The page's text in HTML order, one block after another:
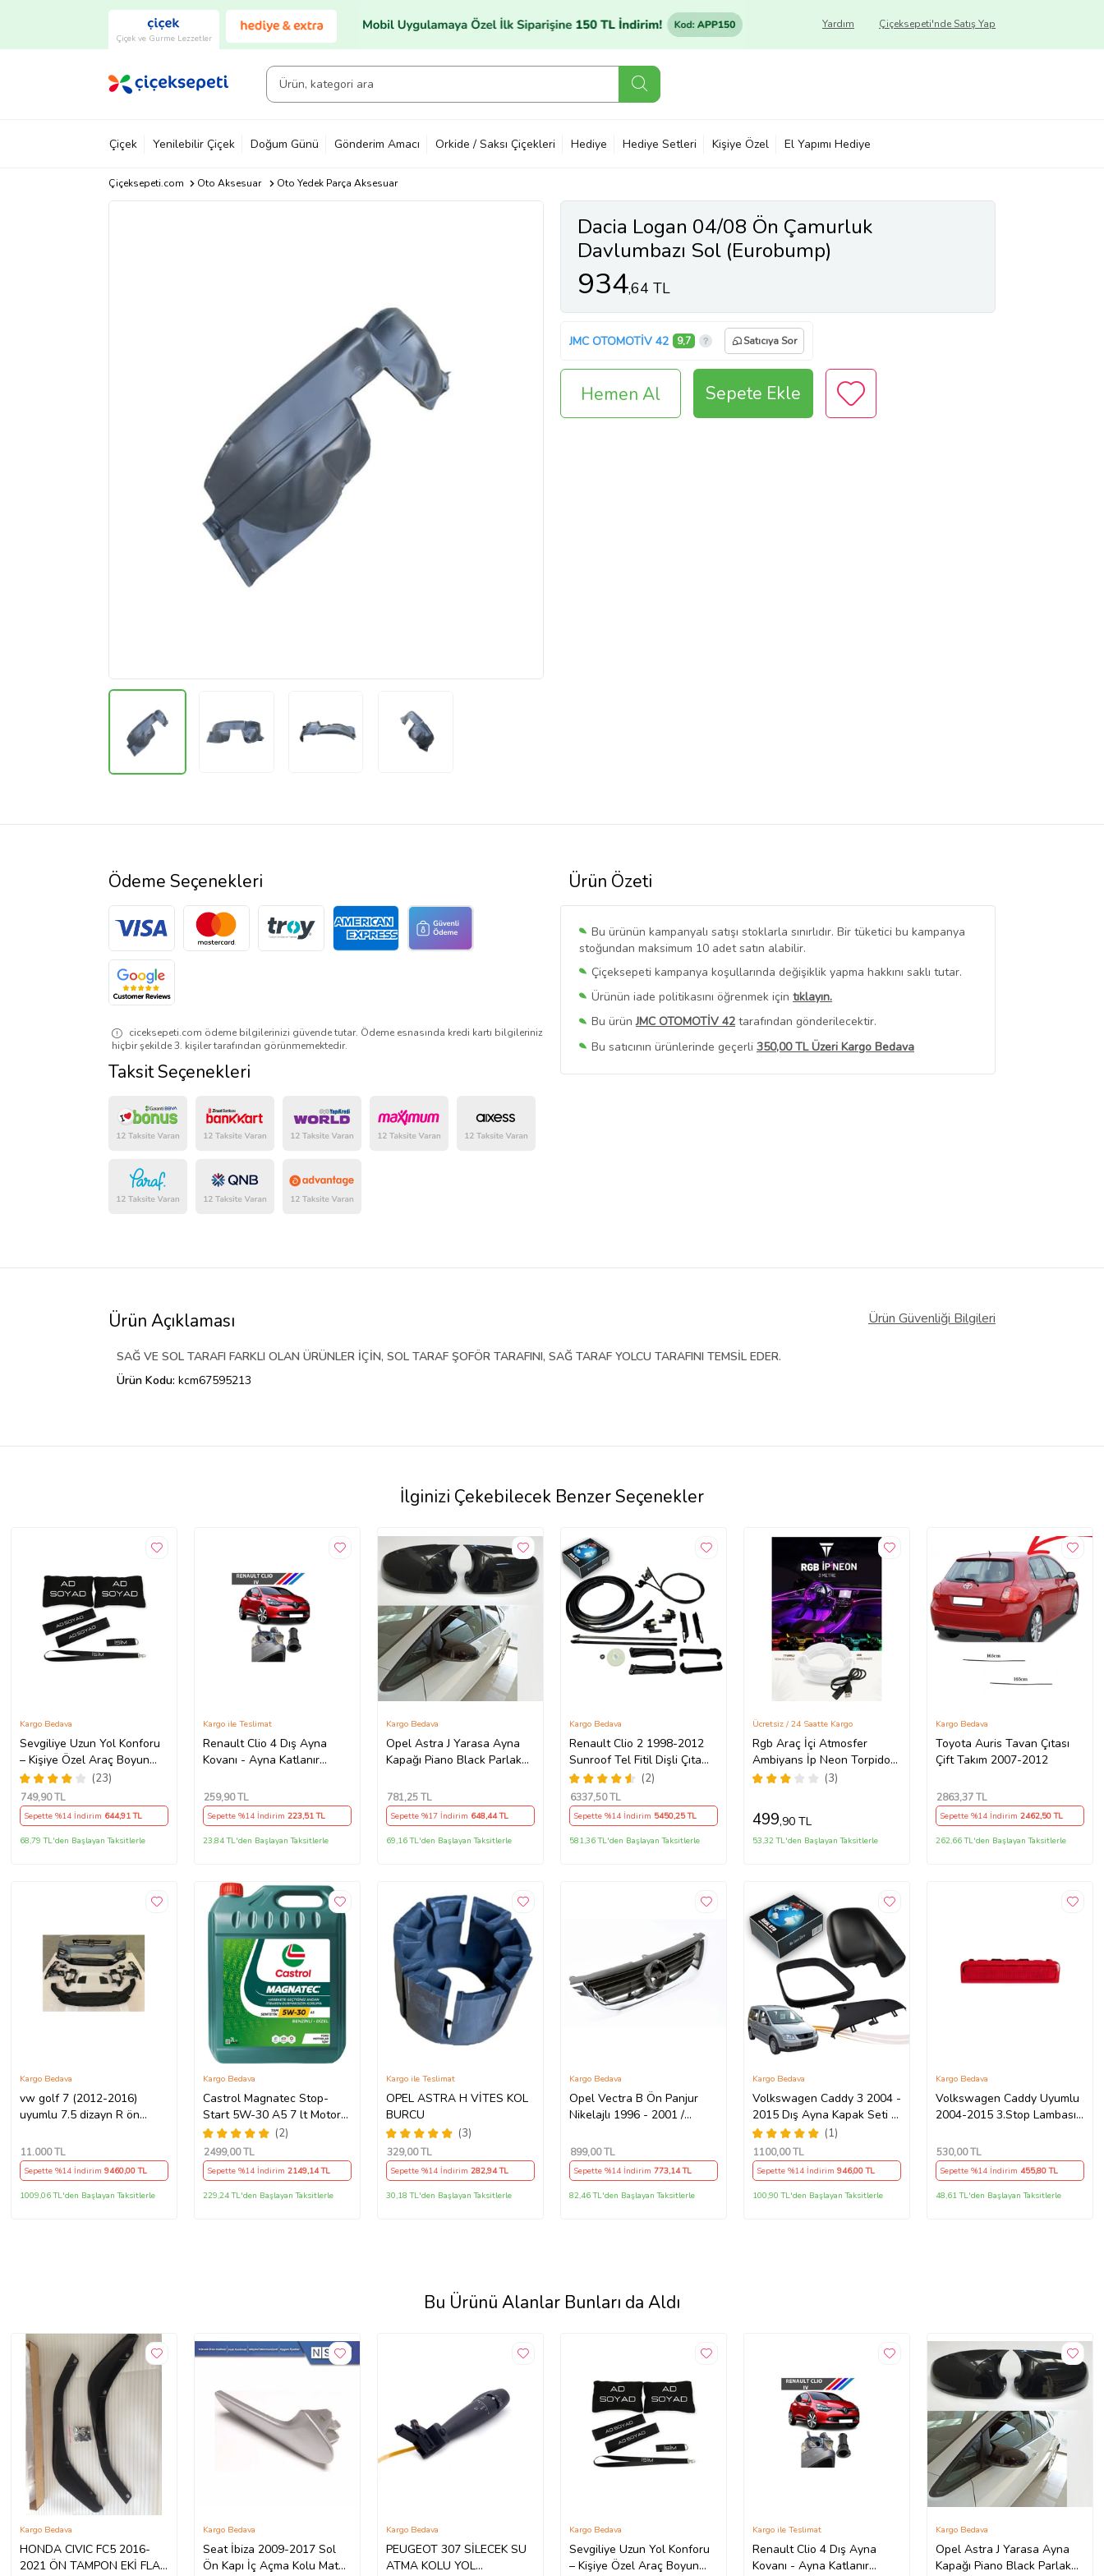
Çiçek ve Gurme Lezzetler
Çiçeksepeti'nde Satış Yap
Yardım
Çiçek Yenilebilir Çiçek Doğum Günü Gönderim Amacı Orkide / Saksı Çiçekleri Hediye Hediye Setleri Kişiye Özel El Yapımı Hediye
Çiçeksepeti.com Oto Aksesuar Oto Yedek Parça Aksesuar
Dacia Logan 04/08 Ön Çamurluk
Davlumbazı Sol (Eurobump)
934,64 TL
JMC OTOMOTİV 42 9,7 Satıcıya Sor
Hemen Al Sepete Ekle
Ürün Özeti
Bu ürünün kampanyalı satışı stoklarla sınırlıdır. Bir tüketici bu kampanya
stoğundan maksimum 10 adet satın alabilir.
Çiçeksepeti kampanya koşullarında değişiklik yapma hakkını saklı tutar.
Ürünün iade politikasını öğrenmek için tıklayın.
Bu ürünJMC OTOMOTİV 42 tarafından gönderilecektir.
Bu satıcının ürünlerinde geçerli 350,00 TL Üzeri Kargo Bedava
Bu SatıcınınTüm Ürünlerini Görüntüle
Ödeme Seçenekleri
ciceksepeti.com ödeme bilgilerinizi güvende tutar. Ödeme esnasında kredi kartı bilgileriniz
hiçbir şekilde 3. kişiler tarafından görünmemektedir.
Taksit Seçenekleri
Ürün Açıklaması Ürün Güvenliği Bilgileri
SAĞ VE SOL TARAFI FARKLI OLAN ÜRÜNLER İÇİN, SOL TARAF ŞOFÖR TARAFINI, SAĞ TARAF YOLCU TARAFINI TEMSİL EDER.
Ürün Kodu: kcm67595213
İlginizi Çekebilecek Benzer Seçenekler
Sevgiliye Uzun Yol Konforu
– Kişiye Özel Araç Boyun
Yastığı & Kemer Pedi Hediye
Seti
(23)
Kargo Bedava
749,90 TL
Sepette %14 İndirim 644,91 TL
68,79 TL'den Başlayan Taksitlerle
Renault Clio 4 Dış Ayna
Kovanı - Ayna Katlanır
490307706 M3625
Kargo ile Teslimat
259,90 TL
Sepette %14 İndirim 223,51 TL
23,84 TL'den Başlayan Taksitlerle
Opel Astra J Yarasa Ayna
Kapağı Piano Black Parlak
Kargo Bedava
781,25 TL
Sepette %17 İndirim 648,44 TL
69,16 TL'den Başlayan Taksitlerle
Renault Clio 2 1998-2012
Sunroof Tel Fitil Dişli Çıta
Ayak Seti
(2)
Kargo Bedava
6337,50 TL
Sepette %14 İndirim 5450,25 TL
581,36 TL'den Başlayan Taksitlerle
Rgb Araç İçi Atmosfer
Ambiyans İp Neon Torpido
Led 3 Metre USB Girişli
(3)
Ücretsiz / 24 Saatte Kargo
499,90 TL
53,32 TL'den Başlayan Taksitlerle
Toyota Auris Tavan Çıtası
Çift Takım 2007-2012
Kargo Bedava
2863,37 TL
Sepette %14 İndirim2462,50 TL
262,66 TL'den Başlayan Taksitlerle
vw golf 7 (2012-2016)
uyumlu 7.5 dizayn R ön
Kargo Bedava
11.000TL
Sepette %14 İndirim 9460,00 TL
1009,06 TL'den Başlayan Taksitlerle
Castrol Magnatec Stop-
Start 5W-30 A5 7 lt Motor
Yağı Ü.T 2024 (2)
Kargo Bedava
2499,00 TL
Sepette %14 İndirim 2149,14 TL
229,24 TL'den Başlayan Taksitlerle
OPEL ASTRA H VİTES KOL
BURCU
(3)
Kargo ile Teslimat
329,00 TL
Sepette %14 İndirim 282,94 TL
30,18 TL'den Başlayan Taksitlerle
Opel Vectra B Ön Panjur
Nikelajlı 1996 - 2001 /
Kargo Bedava
899,00 TL
Sepette %14 İndirim 773,14 TL
82,46 TL'den Başlayan Taksitlerle
Volkswagen Caddy 3 2004 -
2015 Dış Ayna Kapak Seti -
Sol 7E18575289 B9
(1)
Kargo Bedava
1100,00 TL
Sepette %14 İndirim946,00 TL
100,90 TL'den Başlayan Taksitlerle
Volkswagen Caddy Uyumlu
2004-2015 3.Stop Lambası
Kargo Bedava
530,00 TL
Sepette %14 İndirim 455,80 TL
48,61 TL'den Başlayan Taksitlerle
Bu Ürünü Alanlar Bunları da Aldı
HONDA CIVIC FC5 2016-
2021 ÖN TAMPON EKİ FLAP
Kargo Bedava
Seat İbiza 2009-2017 Sol
Ön Kapı İç Açma Kolu Mat
Kargo Bedava
PEUGEOT 307 SİLECEK SU
ATMA KOLU YOL
Kargo Bedava
Sevgiliye Uzun Yol Konforu
– Kişiye Özel Araç Boyun
Kargo Bedava
Renault Clio 4 Dış Ayna
Kovanı - Ayna Katlanır
Kargo ile Teslimat
Opel Astra J Yarasa Ayna
Kapağı Piano Black Parlak
Kargo Bedava